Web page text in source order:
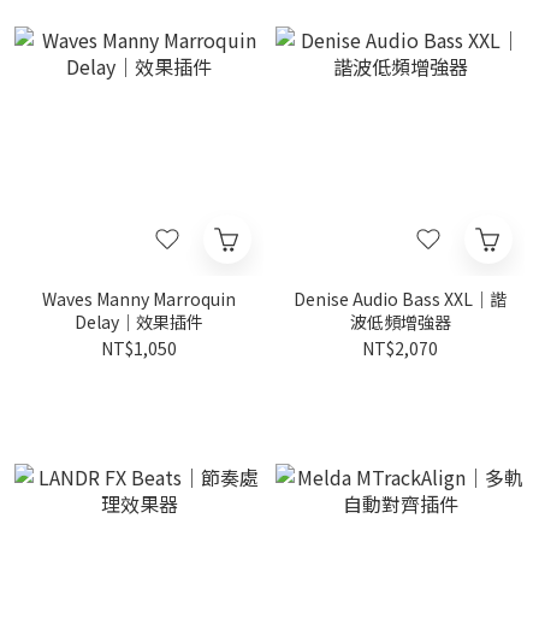
Waves Manny Marroquin
Delay｜效果插件
NT$1,050
Denise Audio Bass XXL｜諧
波低頻增強器
NT$2,070